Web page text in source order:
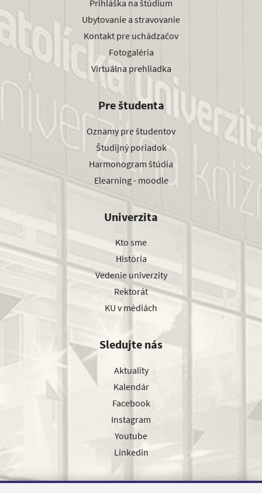
Prihláška na štúdium
Ubytovanie a stravovanie
Kontakt pre uchádzačov
Fotogaléria
Virtuálna prehliadka
Pre študenta
Oznamy pre študentov
Študijný poriadok
Harmonogram štúdia
Elearning - moodle
Univerzita
Kto sme
História
Vedenie univerzity
Rektorát
KU v médiách
Sledujte nás
Aktuality
Kalendár
Facebook
Instagram
Youtube
Linkedin